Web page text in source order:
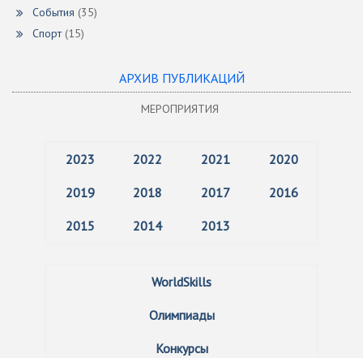
События (35)
Спорт(15)
АРХИВ ПУБЛИКАЦИЙ
МЕРОПРИЯТИЯ
2023 2022 2021 2020
2019 2018 2017 2016
2015 2014 2013
WorldSkills
Олимпиады
Конкурсы